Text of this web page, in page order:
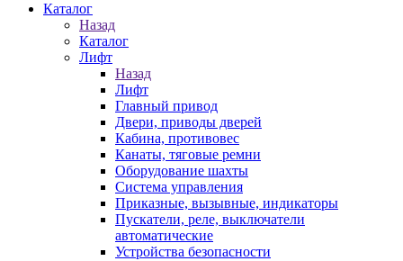
Каталог
Назад
Каталог
Лифт
Назад
Лифт
Главный привод
Двери, приводы дверей
Кабина, противовес
Канаты, тяговые ремни
Оборудование шахты
Система управления
Приказные, вызывные, индикаторы
Пускатели, реле, выключатели
автоматические
Устройства безопасности